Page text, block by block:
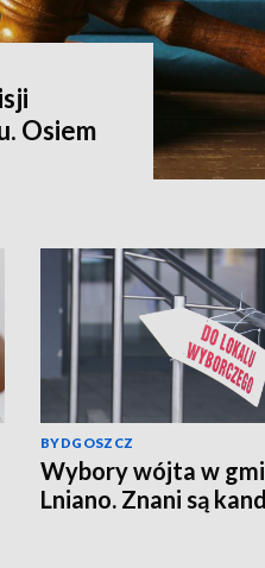
Osiem
BYDGOSZCZ
Wybory wójta w
Lniano. Znani są